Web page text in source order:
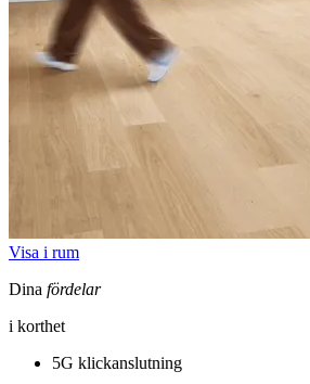
Visa i rum
Dina fördelar
i korthet
5G klickanslutning